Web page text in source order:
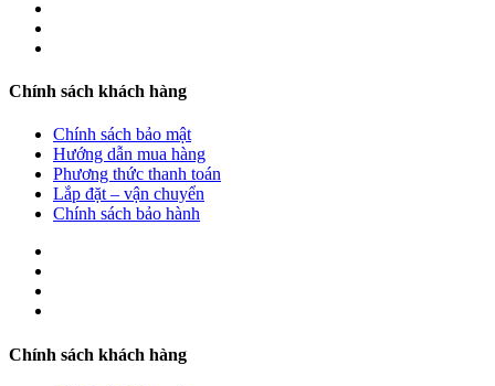
Chính sách khách hàng
Chính sách bảo mật
Hướng dẫn mua hàng
Phương thức thanh toán
Lắp đặt – vận chuyển
Chính sách bảo hành
Chính sách khách hàng